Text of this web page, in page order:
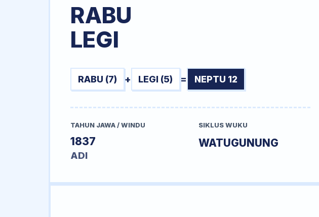
RABU
LEGI
RABU (7) + LEGI (5) = NEPTU 12
TAHUN JAWA / WINDU
1837
ADI
SIKLUS WUKU
WATUGUNUNG